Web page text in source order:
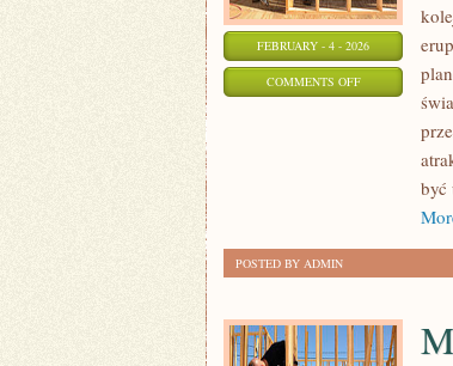
FEBRUARY - 4 - 2026
COMMENTS OFFON
DESZCZOWEbyć
POSTED BY ADMIN